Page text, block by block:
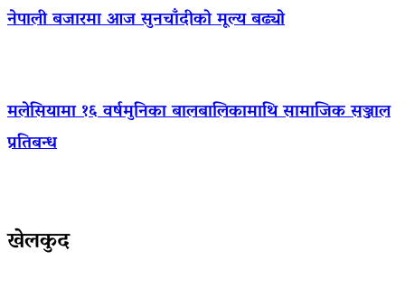
नेपाली बजारमा आज सुनचाँदीको मूल्य बढ्याे
मलेसियामा १६ वर्षमुनिका बालबालिकामाथि सामाजिक सञ्जाल
प्रतिबन्ध
खेलकुद